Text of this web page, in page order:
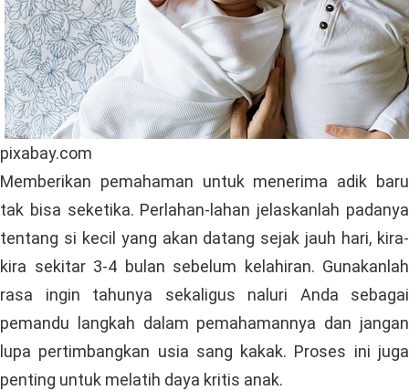
pixabay.com
Memberikan pemahaman untuk menerima adik baru
tak bisa seketika. Perlahan-lahan jelaskanlah padanya
tentang si kecil yang akan datang sejak jauh hari, kira-
kira sekitar 3-4 bulan sebelum kelahiran. Gunakanlah
rasa ingin tahunya sekaligus naluri Anda sebagai
pemandu langkah dalam pemahamannya dan jangan
lupa pertimbangkan usia sang kakak. Proses ini juga
penting untuk melatih daya kritis anak.